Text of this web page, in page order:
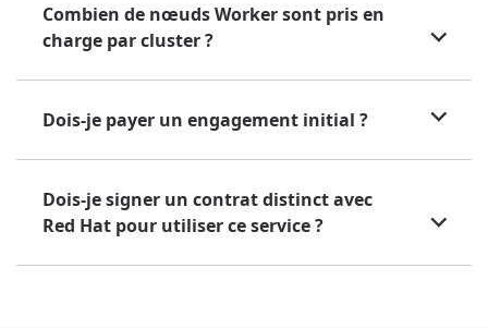
Combien de nœuds Worker sont pris en
charge par cluster ?
Dois-je payer un engagement initial ?
Dois-je signer un contrat distinct avec
Red Hat pour utiliser ce service ?